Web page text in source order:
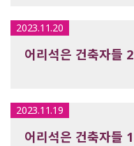
2023.11.20
어리석은 건축자들 2
2023.11.19
어리석은 건축자들 1